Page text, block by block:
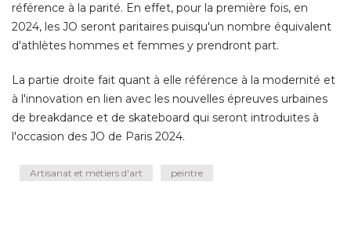
référence à la parité. En effet, pour la première fois, en
2024, les JO seront paritaires puisqu'un nombre équivalent
d'athlètes hommes et femmes y prendront part.
La partie droite fait quant à elle référence à la modernité et
à l'innovation en lien avec les nouvelles épreuves urbaines
de breakdance et de skateboard qui seront introduites à
l'occasion des JO de Paris 2024.
Artisanat et métiers d'art peintre